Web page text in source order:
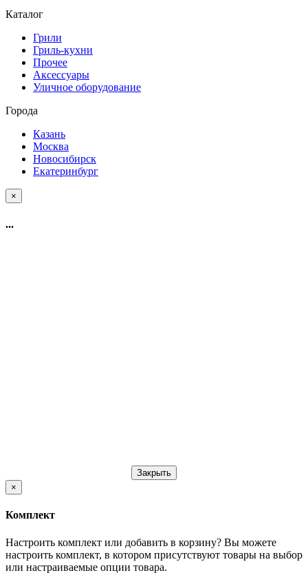
Каталог
Грили
Гриль-кухни
Прочее
Аксессуары
Уличное оборудование
Города
Казань
Москва
Новосибирск
Екатеринбург
×
...
Закрыть
×
Комплект
Настроить комплект или добавить в корзину? Вы можете
настроить комплект, в котором присутствуют товары на выбор
или настраиваемые опции товара.